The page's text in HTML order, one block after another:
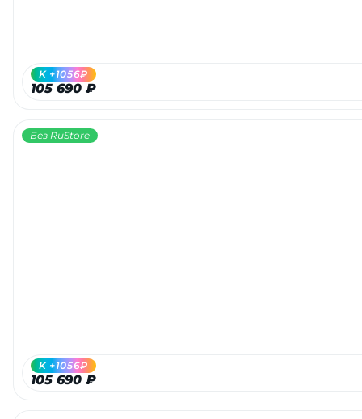
105 690 ₽
K +1056₽
Без RuStore
105 690 ₽
K +1056₽